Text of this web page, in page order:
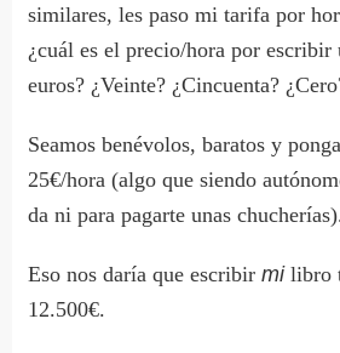
similares, les paso mi tarifa por
¿cuál es el precio/hora por
euros? ¿Veinte? ¿Cincuenta?
Seamos benévolos, baratos y
25€/hora (algo que siendo
da ni para pagarte unas
Eso nos daría que escribirmilibro
12.500€.